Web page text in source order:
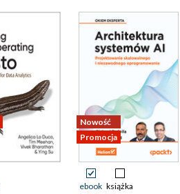
Nowość
Promocja
ebook książka